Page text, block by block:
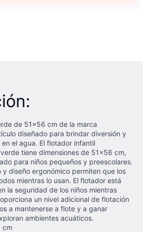
de 51x56 cm de la marca
diseñado para brindar diversión y
el agua. El flotador infantil
tiene dimensiones de 51x56 cm,
para niños pequeños y preescolares.
y diseño ergonómico permiten que los
mientras lo usan. El flotador está
la seguridad de los niños mientras
un nivel adicional de flotación
a mantenerse a flote y a ganar
ambientes acuáticos.
cm